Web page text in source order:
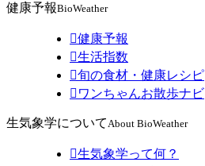
健康予報BioWeather
健康予報
生活指数
旬の食材・健康レシピ
 ワンちゃんお散歩ナビ
生気象学についてAbout BioWeather
生気象学って何？